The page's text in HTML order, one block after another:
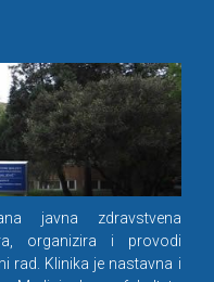
javna zdravstvena
organizira i provodi
rad. Klinika je nastavna i